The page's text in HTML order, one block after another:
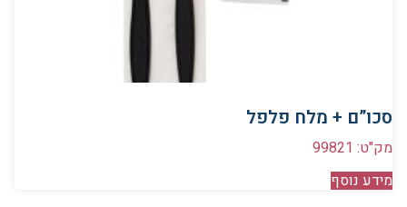
סכו”ם + מלח פלפל
מק"ט: 99821
מידע נוסף